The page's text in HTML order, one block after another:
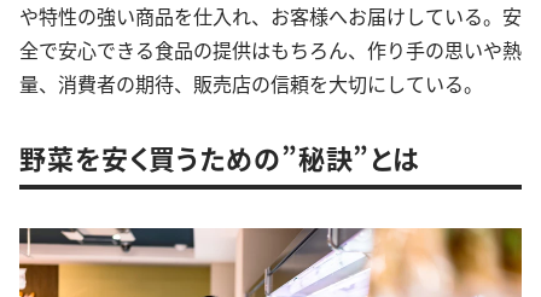
や特性の強い商品を仕入れ、お客様へお届けしている。安
全で安心できる食品の提供はもちろん、作り手の思いや熱
量、消費者の期待、販売店の信頼を大切にしている。
野菜を安く買うための”秘訣”とは